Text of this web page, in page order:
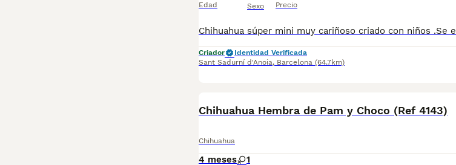
Edad Sexo Precio
Criador
Identidad Verificada
Sant Sadurní d'Anoia, Barcelona (64.7km)
Chihuahua Hembra de Pam y Choco (Ref 4143)
Chihuahua
4 meses 1